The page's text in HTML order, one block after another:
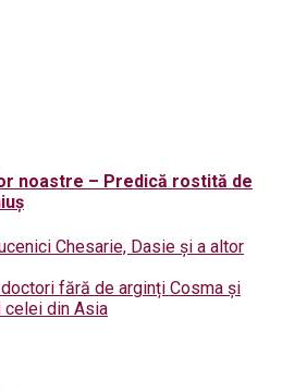
noastre – Predică rostită de
Chesarie, Dasie și a altor
fără de arginți Cosma și
celei din Asia